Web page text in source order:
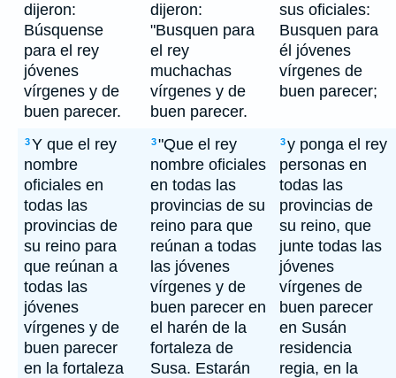
dijeron:
Búsquense
para el rey
jóvenes
vírgenes y de
buen parecer.
dijeron:
"Busquen para
el rey
muchachas
vírgenes y de
buen parecer.
sus oficiales:
Busquen para
él jóvenes
vírgenes de
buen parecer;
3Y que el rey
nombre
oficiales en
todas las
provincias de
su reino para
que reúnan a
todas las
jóvenes
vírgenes y de
buen parecer
en la fortaleza
3"Que el rey
nombre oficiales
en todas las
provincias de su
reino para que
reúnan a todas
las jóvenes
vírgenes y de
buen parecer en
el harén de la
fortaleza de
Susa. Estarán
3y ponga el rey
personas en
todas las
provincias de
su reino, que
junte todas las
jóvenes
vírgenes de
buen parecer
en Susán
residencia
regia, en la